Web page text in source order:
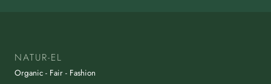
NATUR-EL
Organic - Fair - Fashion